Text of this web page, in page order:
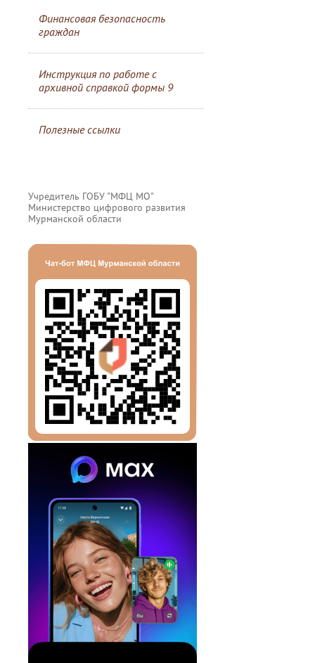
Финансовая безопасность
граждан
Инструкция по работе с
архивной справкой формы 9
Полезные ссылки
Учредитель ГОБУ "МФЦ МО"
Министерство цифрового развития
Мурманской области